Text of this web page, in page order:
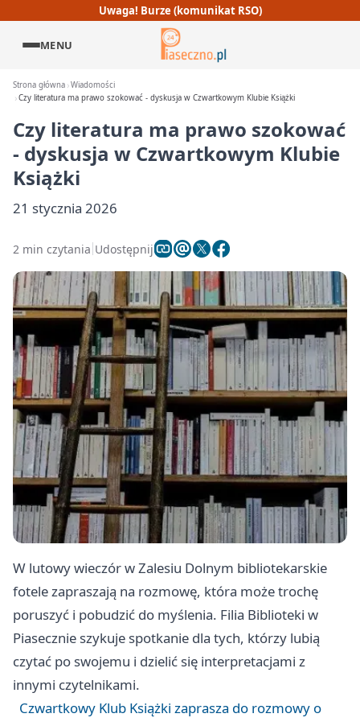
Uwaga! Burze (komunikat RSO)
MENU
Strona główna Wiadomości
Czy literatura ma prawo szokować - dyskusja w Czwartkowym Klubie Książki
Czy literatura ma prawo szokować
- dyskusja w Czwartkowym Klubie
Książki
21 stycznia 2026
2 min czytania Udostępnij
W lutowy wieczór w Zalesiu Dolnym bibliotekarskie
fotele zapraszają na rozmowę, która może trochę
poruszyć i pobudzić do myślenia. Filia Biblioteki w
Piasecznie szykuje spotkanie dla tych, którzy lubią
czytać po swojemu i dzielić się interpretacjami z
innymi czytelnikami.
Czwartkowy Klub Książki zaprasza do rozmowy o